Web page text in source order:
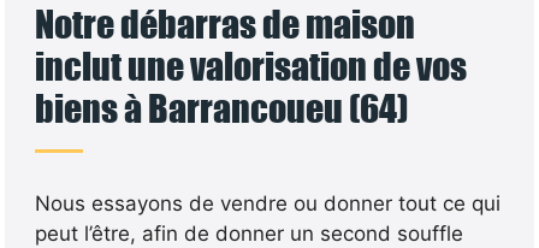
Notre débarras de maison
inclut une valorisation de vos
biens à Barrancoueu (64)
Nous essayons de vendre ou donner tout ce qui
peut l’être, afin de donner un second souffle